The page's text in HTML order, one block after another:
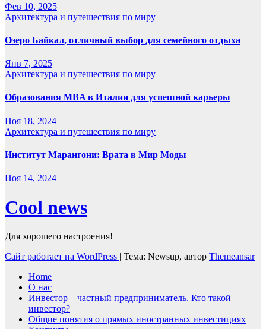
Фев 10, 2025
Архитектура и путешествия по миру
Озеро Байкал, отличный выбор для семейного отдыха
Янв 7, 2025
Архитектура и путешествия по миру
Образования MBA в Италии для успешной карьеры
Ноя 18, 2024
Архитектура и путешествия по миру
Институт Марангони: Врата в Мир Моды
Ноя 14, 2024
Cool news
Для хорошего настроения!
Сайт работает на WordPress | Тема: Newsup, автор Themeansar
Home
О нас
Инвестор – частный предприниматель. Кто такой
инвестор?
Общие понятия о прямых иностранных инвестициях